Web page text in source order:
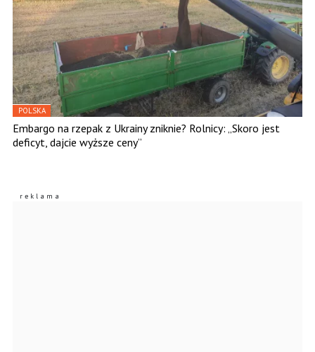
POLSKA
Embargo na rzepak z Ukrainy zniknie? Rolnicy: „Skoro jest
deficyt, dajcie wyższe ceny”